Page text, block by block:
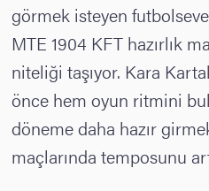
görmek isteyen
MTE 1904 KFT hazırlık
niteliği taşıyor. Kara
önce hem oyun ritmini
döneme daha hazır
maçlarında temposunu